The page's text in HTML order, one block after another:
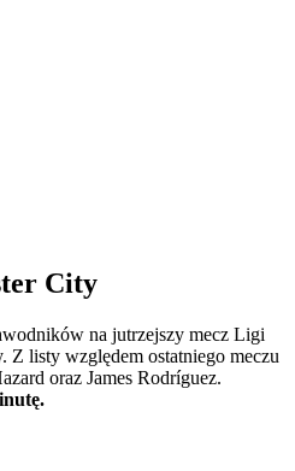
City
na jutrzejszy mecz Ligi
Z listy względem ostatniego meczu
oraz James Rodríguez.